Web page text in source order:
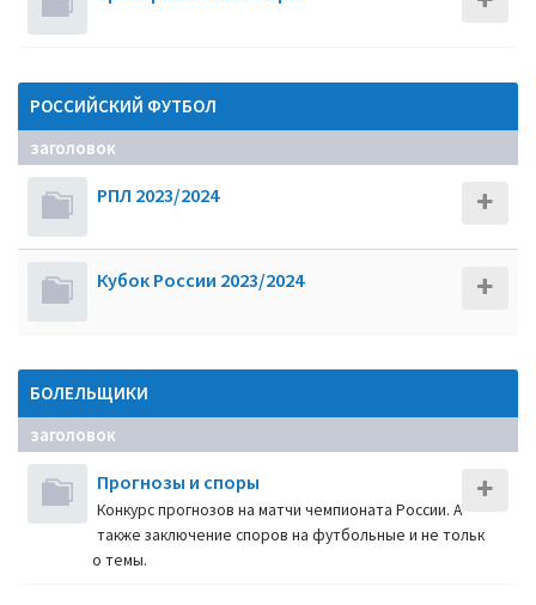
РОССИЙСКИЙ ФУТБОЛ
заголовок
РПЛ 2023/2024
Кубок России 2023/2024
БОЛЕЛЬЩИКИ
заголовок
Прогнозы и споры
Конкурс прогнозов на матчи чемпионата России. А
также заключение споров на футбольные и не тольк
о темы.